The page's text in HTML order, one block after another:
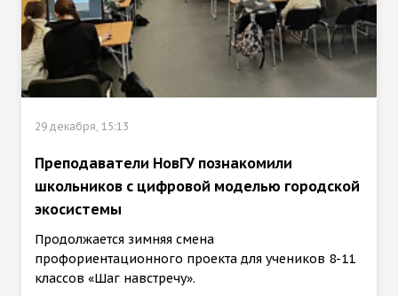
29 декабря, 15:13
Преподаватели НовГУ познакомили
школьников с цифровой моделью городской
экосистемы
Продолжается зимняя смена
профориентационного проекта для учеников 8-11
классов «Шаг навстречу».